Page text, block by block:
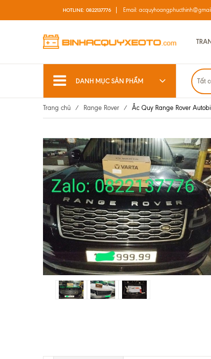
HOTLINE: 0822137776 Email:
DANH MỤC SẢN PHẨM Tất
Trang chủ / Range Rover / Ắc Quy Range Rover